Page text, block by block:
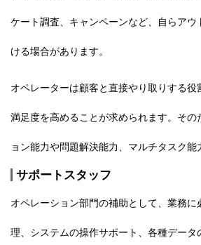
ケート調査、キャンペーンなど、自らア
ける場合があります。
オペレーターは顧客と直接やり取りする役
満足度を高めることが求められます。その
ョン能力や問題解決能力、マルチタスク能
サポートスタッフ
オペレーション部門の補助として、業務に
理、システムの操作サポート、各種デー